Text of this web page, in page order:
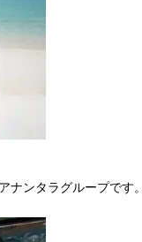
ナンタラグループです